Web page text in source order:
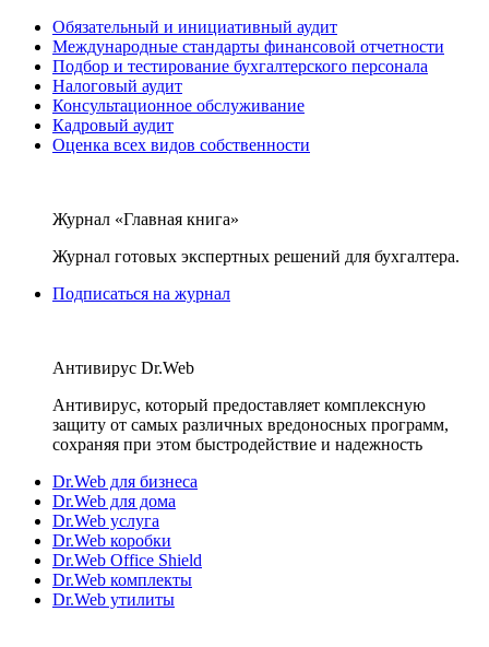
Обязательный и инициативный аудит
Международные стандарты финансовой отчетности
Подбор и тестирование бухгалтерского персонала
Налоговый аудит
Консультационное обслуживание
Кадровый аудит
Оценка всех видов собственности
Журнал «Главная книга»
Журнал готовых экспертных решений для бухгалтера.
Подписаться на журнал
Антивирус Dr.Web
Антивирус, который предоставляет комплексную
защиту от самых различных вредоносных программ,
сохраняя при этом быстродействие и надежность
Dr.Web для бизнеса
Dr.Web для дома
Dr.Web услуга
Dr.Web коробки
Dr.Web Office Shield
Dr.Web комплекты
Dr.Web утилиты